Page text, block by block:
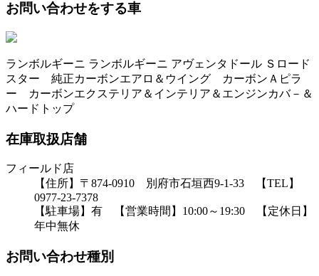
お問い合わせをする車
ランボルギーニ ランボルギーニ アヴェンタドール Ｓロード
スター 純正カーボンエアロ＆ウイング カーボンＡピラ
ー カーボンエクステリア＆インテリア＆エンジンカバ－＆
ハードトップ
在庫取扱店舗
フィールド店
【住所】〒874-0910 別府市石垣西9-1-33 【TEL】
0977-23-7378
【駐車場】有 【営業時間】10:00～19:30 【定休日】
年中無休
お問い合わせ種別